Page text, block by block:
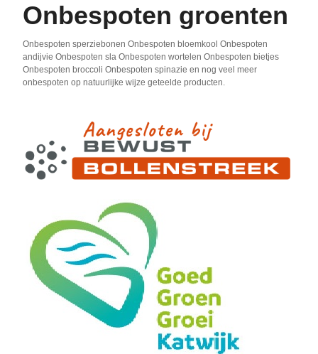
Onbespoten groenten
Onbespoten sperziebonen Onbespoten bloemkool Onbespoten
andijvie Onbespoten sla Onbespoten wortelen Onbespoten bietjes
Onbespoten broccoli Onbespoten spinazie en nog veel meer
onbespoten op natuurlijke wijze geteelde producten.